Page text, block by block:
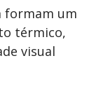
formam um
térmico,
visual